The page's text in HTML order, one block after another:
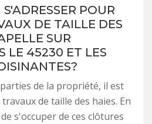
POUR
DE TAILLE DES
SUR
LE 45230 ET LES
de la propriété, il est
de taille des haies. En
s'occuper de ces clôtures